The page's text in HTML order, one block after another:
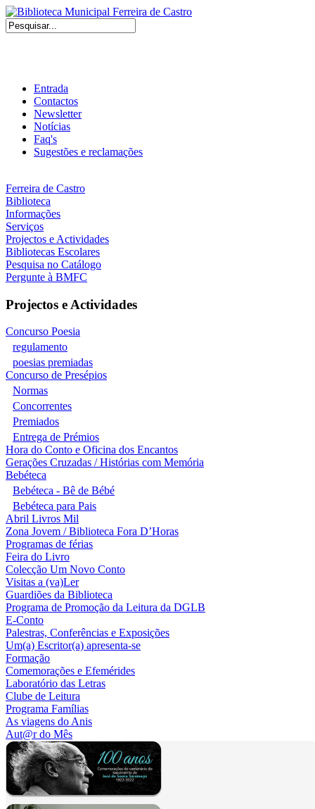
Entrada
Contactos
Newsletter
Notícias
Faq's
Sugestões e reclamações
Ferreira de Castro
Biblioteca
Informações
Serviços
Projectos e Actividades
Bibliotecas Escolares
Pesquisa no Catálogo
Pergunte à BMFC
Projectos e Actividades
Concurso Poesia
regulamento
poesias premiadas
Concurso de Presépios
Normas
Concorrentes
Premiados
Entrega de Prémios
Hora do Conto e Oficina dos Encantos
Gerações Cruzadas / Histórias com Memória
Bebéteca
Bebéteca - Bê de Bébé
Bebéteca para Pais
Abril Livros Mil
Zona Jovem / Biblioteca Fora D’Horas
Programas de férias
Feira do Livro
Colecção Um Novo Conto
Visitas a (va)Ler
Guardiões da Biblioteca
Programa de Promoção da Leitura da DGLB
E-Conto
Palestras, Conferências e Exposições
Um(a) Escritor(a) apresenta-se
Formação
Comemorações e Efemérides
Laboratório das Letras
Clube de Leitura
Programa Famílias
As viagens do Anis
Aut@r do Mês